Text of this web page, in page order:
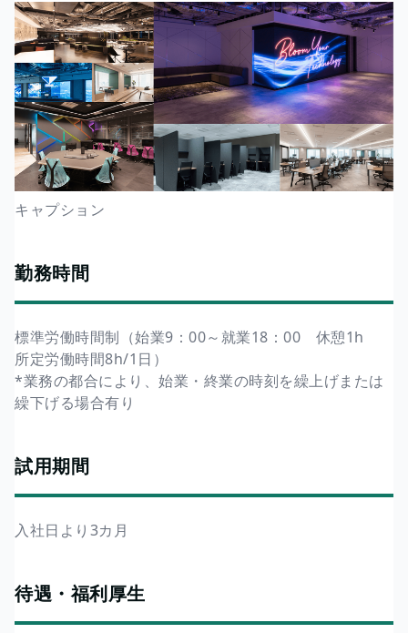
キャプション
勤務時間
標準労働時間制（始業9：00～就業18：00 休憩1h
所定労働時間8h/1日）
*業務の都合により、始業・終業の時刻を繰上げまたは
繰下げる場合有り
試用期間
入社日より3カ月
待遇・福利厚生